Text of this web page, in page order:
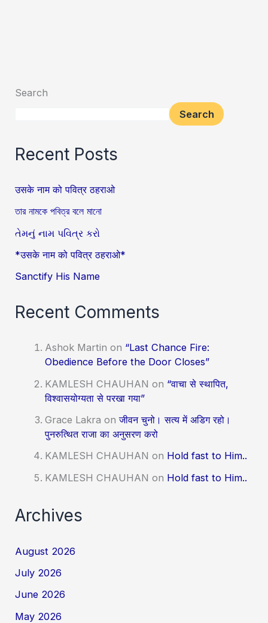
Search
Search
Recent Posts
उसके नाम को पवित्र ठहराओ
তার নামকে পবিত্র বলে মানো
તેમનું નામ પવિત્ર કરો
*उसके नाम को पवित्र ठहराओ*
Sanctify His Name
Recent Comments
Ashok Martin on “Last Chance Fire:
Obedience Before the Door Closes”
KAMLESH CHAUHAN on “वाचा से स्थापित,
विश्वासयोग्यता से परखा गया”
Grace Lakra onजीवन चुनो। सत्य में अडिग रहो।
पुनरुत्थित राजा का अनुसरण करो
KAMLESH CHAUHAN on Hold fast to Him..
KAMLESH CHAUHAN on Hold fast to Him..
Archives
August 2026
July 2026
June 2026
May 2026